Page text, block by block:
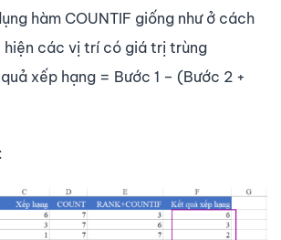
hàm COUNTIF giống như ở cách
các vị trí có giá trị trùng
xếp hạng = Bước 1 – (Bước 2 +